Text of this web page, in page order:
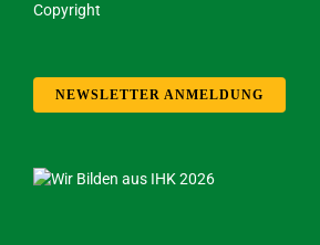
Copyright
NEWSLETTER ANMELDUNG